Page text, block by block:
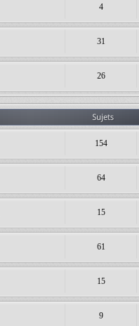
4
31
26
Sujets
154
64
15
61
15
9